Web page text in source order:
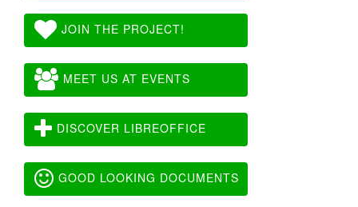
JOIN THE PROJECT!
MEET US AT EVENTS
DISCOVER LIBREOFFICE
GOOD LOOKING DOCUMENTS